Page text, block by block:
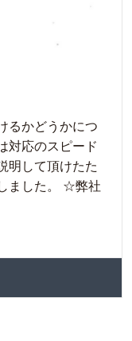
るかどうかにつ
対応のスピード
明して頂けたた
ました。 ☆弊社